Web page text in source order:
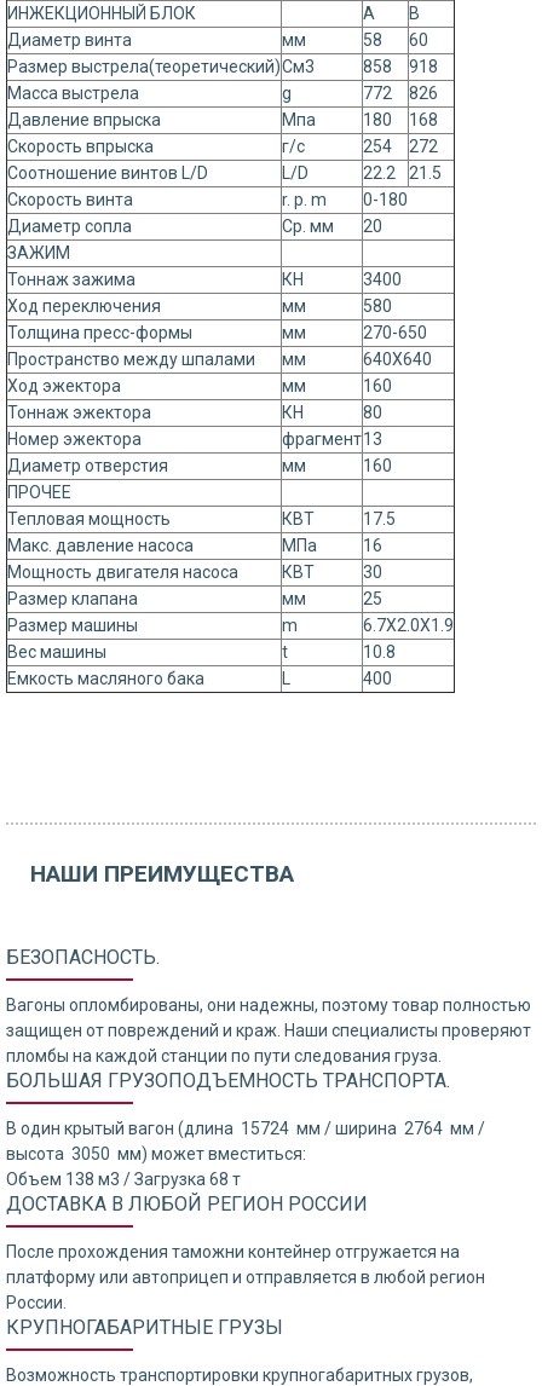
ИНЖЕКЦИОННЫЙ БЛОК A
B
Диаметр винта
мм 58
60
Размер выстрела(теоретический)См3 858
918
Масса выстрела
g 772
826
Давление впрыска
Мпа 180
168
Скорость впрыска
г/с 254
272
Соотношение винтов L/D
L/D 22.2
21.5
Скорость винта
r. p. m
0-180
Диаметр сопла
Ср. мм
20
ЗАЖИМ
Тоннаж зажима
КН
3400
Ход переключения
мм
580
Толщина пресс-формы
мм
270-650
Пространство между шпалами
мм
640X640
Ход эжектора
мм
160
Тоннаж эжектора
КН
80
Номер эжектора
фрагмент13
Диаметр отверстия
мм
160
ПРОЧЕЕ
Тепловая мощность
КВТ
17.5
Макс. давление насоса
МПа
16
Мощность двигателя насоса
КВТ
30
Размер клапана
мм
25
Размер машины
m
6.7X2.0X1.9
Вес машины
t
10.8
Емкость масляного бака
400
НАШИ ПРЕИМУЩЕСТВА
БЕЗОПАСНОСТЬ.
Вагоны опломбированы, они надежны, поэтому товар полностью
защищен от повреждений и краж. Наши специалисты проверяют
пломбы на каждой станции по пути следования груза.
БОЛЬШАЯ ГРУЗОПОДЪЕМНОСТЬ ТРАНСПОРТА.
В один крытый вагон (длина 15724 мм / ширина 2764 мм /
высота 3050 мм) может вместиться:
Объем 138 м3 / Загрузка 68 т
ДОСТАВКА В ЛЮБОЙ РЕГИОН РОССИИ
После прохождения таможни контейнер отгружается на
платформу или автоприцеп и отправляется в любой регион
России.
КРУПНОГАБАРИТНЫЕ ГРУЗЫ
Возможность транспортировки крупногабаритных грузов,